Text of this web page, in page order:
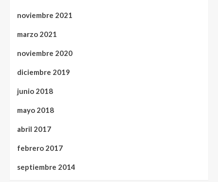
noviembre 2021
marzo 2021
noviembre 2020
diciembre 2019
junio 2018
mayo 2018
abril 2017
febrero 2017
septiembre 2014